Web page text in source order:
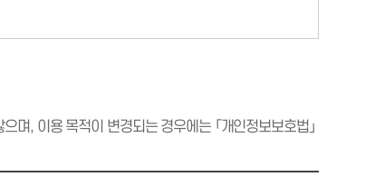
, 이용 목적이 변경되는 경우에는 「개인정보보호법」